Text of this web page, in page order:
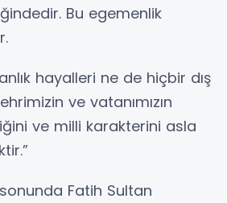
Bu egemenlik
hayalleri ne de hiçbir dış
ve vatanımızın
ve milli karakterini asla
Fatih Sultan